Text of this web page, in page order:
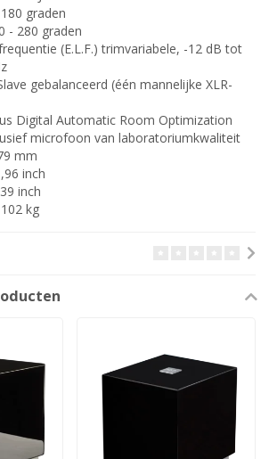
graden
- 280 graden
(E.L.F.) trimvariabele, -12 dB tot
gebalanceerd (één mannelijke XLR-
Digital Automatic Room Optimization
microfoon van laboratoriumkwaliteit
mm
inch
inch
kg